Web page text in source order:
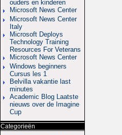
ouders en kinderen
Microsoft News Center
Microsoft News Center
Italy
Microsoft Deploys
Technology Training
Resources For Veterans
Microsoft News Center
Windows beginners
Cursus les 1
Belvilla vakantie last
minutes
Academic Blog Laatste
nieuws over de Imagine
Cup
Categorieën